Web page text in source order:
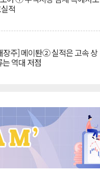
적
장주] 메이퇀② 실적은 고속 상
는 역대 저점